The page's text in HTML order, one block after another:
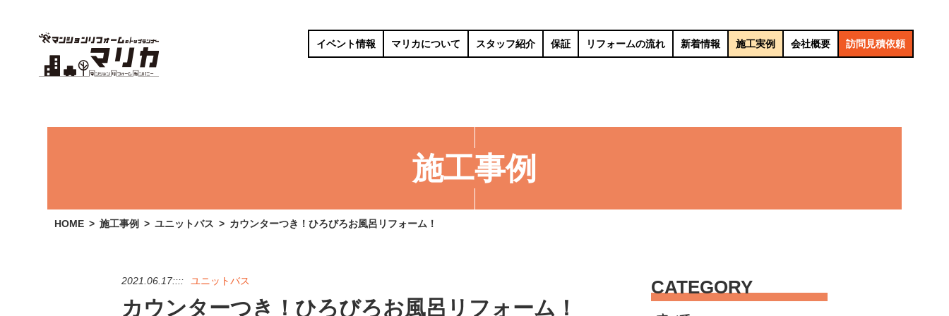
イベント情報 マリカについて スタッフ紹介 保証 リフォームの流れ 新着情報 施工実例 会社概要 訪問見積依頼
施工事例
HOME 施工事例 ユニットバス カウンターつき！ひろびろお風呂リフォーム！
2021.06.17:::: ユニットバス
カウンターつき！ひろびろお風呂リフォーム！
CATEGORY